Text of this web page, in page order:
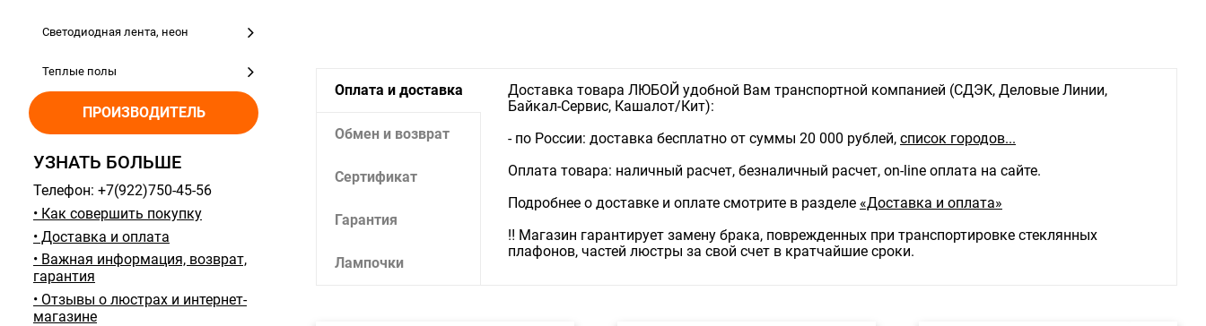
Светодиодная лента, неон
Теплые полы
ПРОИЗВОДИТЕЛЬ
УЗНАТЬ БОЛЬШЕ
Телефон: +7(922)750-45-56
• Как совершить покупку
• Доставка и оплата
• Важная информация, возврат,
гарантия
• Отзывы о люстрах и интернет-
магазине
Оплата и доставка
Обмен и возврат
Сертификат
Гарантия
Лампочки
Доставка товара ЛЮБОЙ удобной Вам транспортной компанией (СДЭК, Деловые Линии,
Байкал-Сервис, Кашалот/Кит):
- по России: доставка бесплатно от суммы 20 000 рублей, список городов...
Оплата товара: наличный расчет, безналичный расчет, on-line оплата на сайте.
Подробнее о доставке и оплате смотрите в разделе «Доставка и оплата»
‼️ Магазин гарантирует замену брака, поврежденных при транспортировке стеклянных
плафонов, частей люстры за свой счет в кратчайшие сроки.